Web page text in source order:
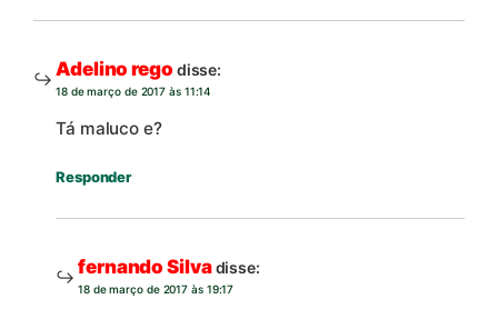
Adelino rego disse:
18 de março de 2017 às 11:14
Tá maluco e?
Responder
fernando Silvadisse:
18 de março de 2017 às 19:17